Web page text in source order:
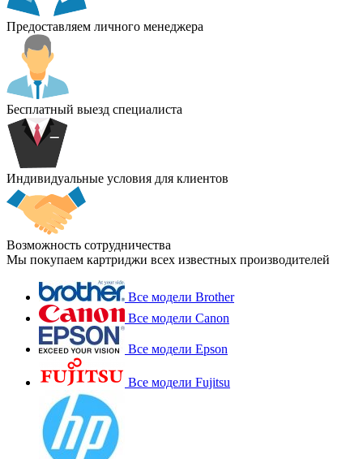
Предоставляем личного менеджера
Бесплатный выезд специалиста
Индивидуальные условия для клиентов
Возможность сотрудничества
Мы покупаем картриджи всех известных производителей
Все модели Brother
Все модели Canon
Все модели Epson
Все модели Fujitsu